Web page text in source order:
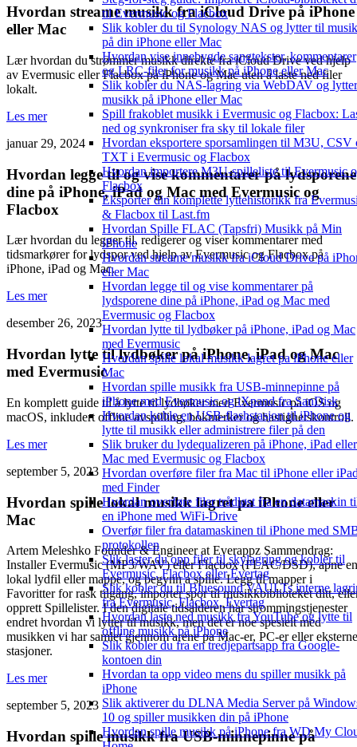
til Evermusic og Flacbox
Slik kobler du til Synology NAS og lytter til
på din iPhone eller Mac
Hvordan vise innebygde sangtekster, kommentarer
og LRC-filer for musikk på iPhone eller Mac
Slik kobler du NAS-lagring via WebDAV og
musikk på iPhone eller Mac
Spill frakoblet musikk i Evermusic og Flacbox:
ned og synkroniser fra sky til lokale filer
Hvordan eksportere sporsamlingen til M3U, CSV
TXT i Evermusic og Flacbox
Hvordan importere M3U-spilleliste til Evermusic
Flacbox
Eksporter din komplette lyttehistorikk fra
& Flacbox til Last.fm
Hvordan Spille FLAC (Tapsfri) Musikk på Min
iPhone
Hvordan streame musikk fra iCloud Drive på
eller Mac
Hvordan legge til og vise kommentarer på
lydsporene dine på iPhone, iPad og Mac med
Evermusic og Flacbox
Hvordan lytte til lydbøker på iPhone, iPad og Mac
med Evermusic
Hvordan spille lokal musikk lagret pa iPhone eller
Mac
Hvordan spille musikk fra USB-minnepinne på
iPhone med Evermusic og iXpand fra SanDisk
Hvordan koble en USB-flashstasjon til iPhone og
lytte til musikk eller administrere filer på den
Slik bruker du lydequalizeren på iPhone, iPad eller
Mac med Evermusic og Flacbox
Hvordan overføre filer fra Mac til iPhone eller
med Finder
Hvordan overføre filer trådløst fra en datamaskin
en iPhone med WiFi-Drive
Overfør filer fra datamaskinen til iPhone med
protokollen
Slik laster du opp filer til skylagring og kobler til
Evermusic, Flacbox eller Evertag
Slik kobler du til Bluesound VAULTs interne
fra Evermusic, Flacbox, Evertag
Hvordan laste ned musikk fra YouTube og lytte til
offline musikk på iPhone
Slik kobler du fra en tredjepartsapp fra Google-
kontoen din
Hvordan ta opp video mens du spiller musikk på
iPhone
Slik aktiverer du DLNA Media Server på
10 og spiller musikken din på iPhone
Hvordan spille musikk på iPhone fra WD My
Hvordan streame musikk fra iCloud Drive på iPhone
eller Mac
Lær hvordan du strømmer musikk direkte fra iCloud Drive ved hjelp
av Evermusic eller Flacbox på iPhone og Mac uten å laste ned filer
lokalt.
Les mer
januar 29, 2024
Hvordan legge til og vise kommentarer på lydsporene
dine på iPhone, iPad og Mac med Evermusic og
Flacbox
Lær hvordan du legger til, redigerer og viser kommentarer med
tidsmarkører for lydspor ved hjelp av Evermusic og Flacbox på
iPhone, iPad og Mac.
Les mer
desember 26, 2023
Hvordan lytte til lydbøker på iPhone, iPad og Mac
med Evermusic
En komplett guide til å lytte til lydbøker med Evermusic på iOS og
macOS, inkludert offline avspilling, bokmerker og hastighetskontroll.
Les mer
september 5, 2023
Hvordan spille lokal musikk lagret pa iPhone eller
Mac
Artem Meleshko Founder & Engineer at Everappz Sammendrag:
Installer Evermusic (MP3/WAV) eller Flacbox (FLAC/DSD), apne en
lokal lydfil eller mappe, og begynn a spille. Legg til mapper i
Favoritter for rask tilgang, importer spor til musikkbiblioteket ditt,
opprett Spillelister. I den digitale tidsalderen har strommingstjenester
endret hvordan vi lytter til musikk, men det er noe spesielt med
musikken vi har samlet gjennom arene pa Mac-er, PC-er eller eksterne
stasjoner.
Les mer
september 5, 2023
Hvordan spille musikk fra USB-minnepinne på